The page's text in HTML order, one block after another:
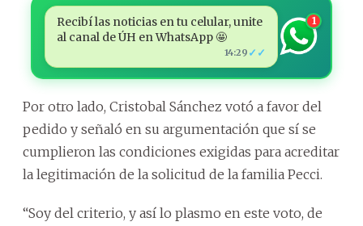
Recibí las noticias en tu celular, unite
al canal de ÚH en WhatsApp 🤩
14:29 ✓✓
1
Por otro lado, Cristobal Sánchez votó a favor del
pedido y señaló en su argumentación que sí se
cumplieron las condiciones exigidas para acreditar
la legitimación de la solicitud de la familia Pecci.
“Soy del criterio, y así lo plasmo en este voto, de